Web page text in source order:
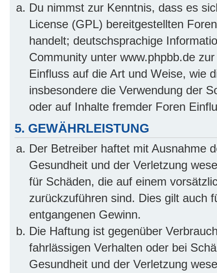
Du nimmst zur Kenntnis, dass es
License (GPL) bereitgestellten
handelt; deutschsprachige
Community unter www.phpbb.de
Einfluss auf die Art und Weise, wie
insbesondere die Verwendung der
oder auf Inhalte fremder Foren
5. GEWÄHRLEISTUNG
Der Betreiber haftet mit Ausnahme
Gesundheit und der Verletzung
für Schäden, die auf einem
zurückzuführen sind. Dies gilt auch
entgangenen Gewinn.
Die Haftung ist gegenüber
fahrlässigen Verhalten oder bei
Gesundheit und der Verletzung